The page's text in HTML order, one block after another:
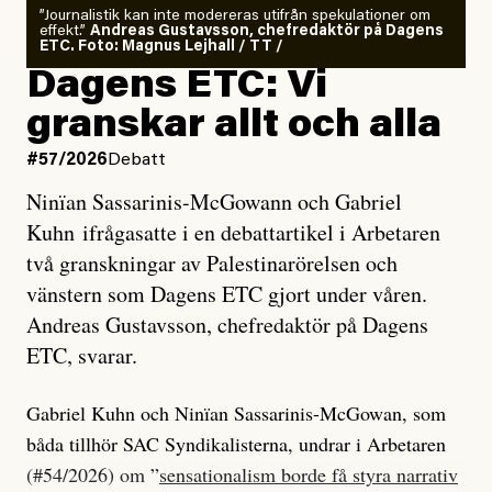
”Journalistik kan inte modereras utifrån spekulationer om
effekt.” Andreas Gustavsson, chefredaktör på Dagens
ETC. Foto: Magnus Lejhall / TT /
Dagens ETC: Vi
granskar allt och alla
#57/2026 Debatt
Ninïan Sassarinis-McGowann och Gabriel
Kuhn ifrågasatte i en debattartikel i Arbetaren
två granskningar av Palestinarörelsen och
vänstern som Dagens ETC gjort under våren.
Andreas Gustavsson, chefredaktör på Dagens
ETC, svarar.
Gabriel Kuhn och Ninïan Sassarinis-McGowan, som
båda tillhör SAC Syndikalisterna, undrar i Arbetaren
(#54/2026) om ”sensationalism borde få styra narrativ